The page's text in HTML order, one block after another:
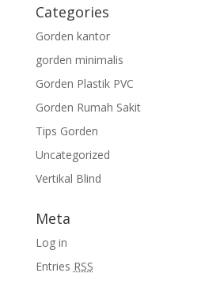
Categories
Gorden kantor
gorden minimalis
Gorden Plastik PVC
Gorden Rumah Sakit
Tips Gorden
Uncategorized
Vertikal Blind
Meta
Log in
Entries RSS